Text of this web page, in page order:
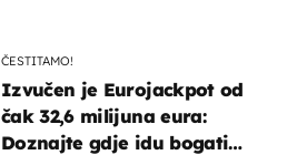
ČESTITAMO!
Izvučen je Eurojackpot od
čak 32,6 milijuna eura:
Doznajte gdje idu bogati